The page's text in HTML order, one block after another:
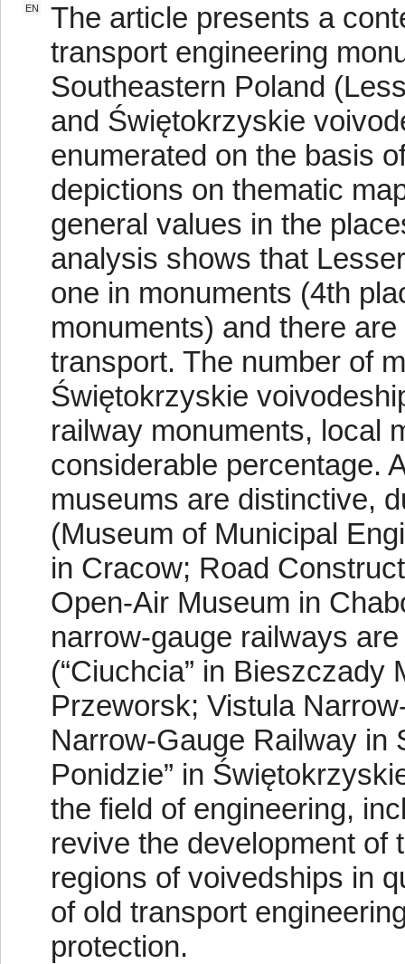
EN
The article presents a
transport engineering
Southeastern Poland
and Świętokrzyskie
enumerated on the basis
depictions on thematic
general values in the
analysis shows that
one in monuments (4th
monuments) and there
transport. The number of
Świętokrzyskie
railway monuments, local
considerable percentage.
museums are distinctive,
(Museum of Municipal
in Cracow; Road
Open-Air Museum in
narrow-gauge railways
(“Ciuchcia” in Bieszczady
Przeworsk; Vistula
Narrow-Gauge Railway in
Ponidzie” in
the field of engineering,
revive the development of
regions of voivedships in
of old transport
protection.